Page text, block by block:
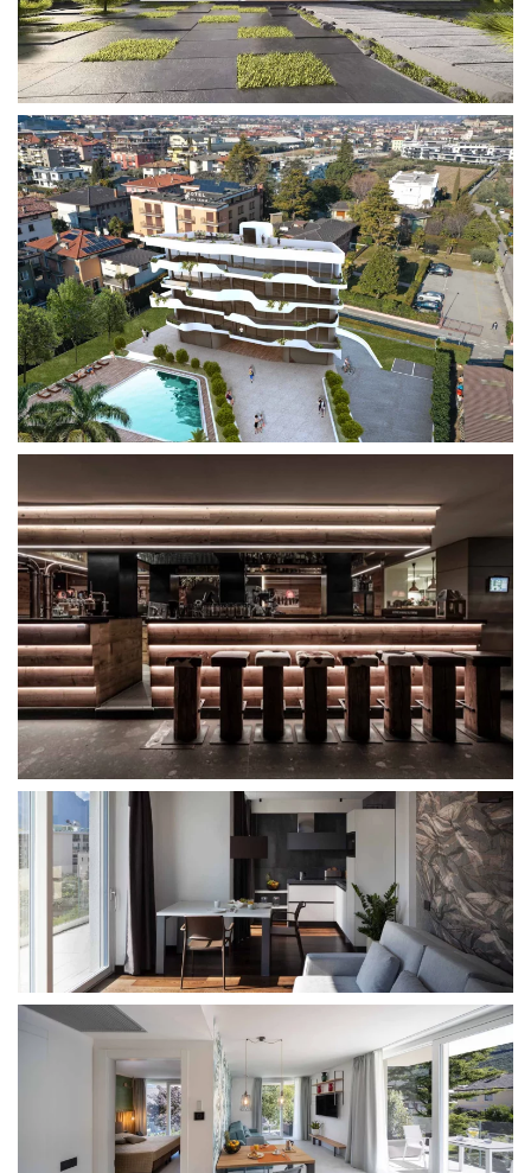
parzialmente pavimentati per i parcheggi di superficie
degli ospiti.
Un residence contemporaneo a Riva del Garda, a due
passi dal lago, dotato di servizi e comfort anche per il
cliente più esigente. La progettazione parametrica dei
parapetti dei poggioli conferisce all’edificio una forte
caratterizzazione stilistica.